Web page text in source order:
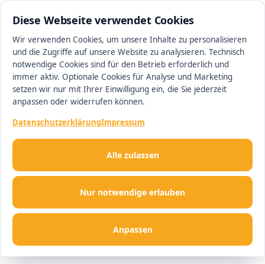
Diese Webseite verwendet Cookies
Wir verwenden Cookies, um unsere Inhalte zu personalisieren
und die Zugriffe auf unsere Website zu analysieren. Technisch
notwendige Cookies sind für den Betrieb erforderlich und
immer aktiv. Optionale Cookies für Analyse und Marketing
setzen wir nur mit Ihrer Einwilligung ein, die Sie jederzeit
anpassen oder widerrufen können.
DatenschutzerklärungImpressum
Nur notwendige erlauben
Anpassen
Alle zulassen